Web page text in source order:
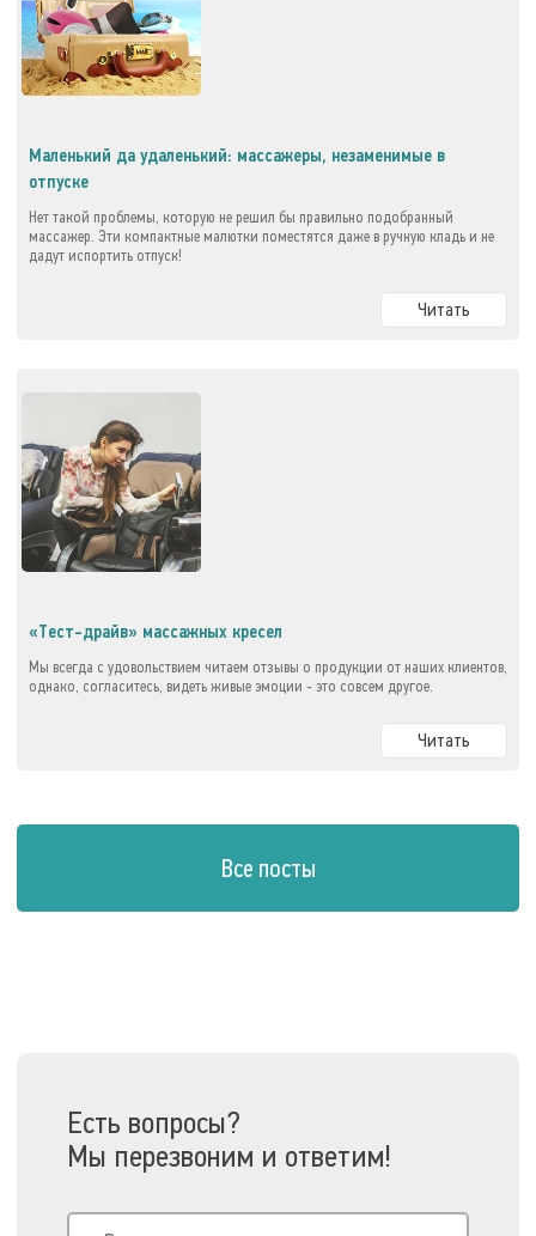
Маленький да удаленький: массажеры, незаменимые в
отпуске
Нет такой проблемы, которую не решил бы правильно подобранный
массажер. Эти компактные малютки поместятся даже в ручную кладь и не
дадут испортить отпуск!
Читать
«Тест-драйв» массажных кресел
Мы всегда с удовольствием читаем отзывы о продукции от наших клиентов,
однако, согласитесь, видеть живые эмоции - это совсем другое.
Читать
Все посты
Есть вопросы?
Мы перезвоним и ответим!